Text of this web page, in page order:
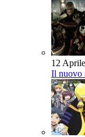
12
Il nuovo